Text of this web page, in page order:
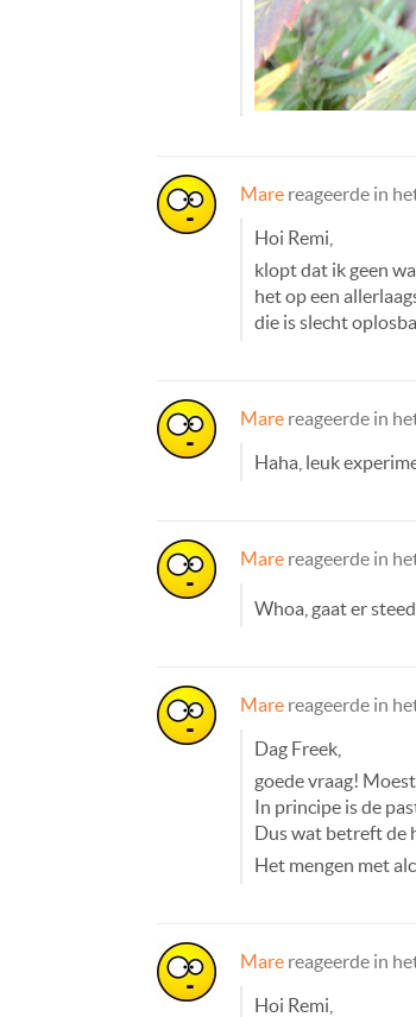
Mare reageerde in
Hoi Remi,
klopt dat ik geen
het op een
die is slecht
Mare reageerde in
Haha, leuk
Mare reageerde in
Whoa, gaat er
Mare reageerde in
Dag Freek,
goede vraag!
In principe is de
Dus wat betreft de
Het mengen met
Mare reageerde in
Hoi Remi,